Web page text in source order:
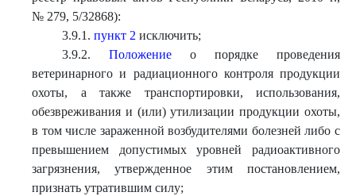
№ 279, 5/32868):
3.9.1. пункт 2 исключить;
3.9.2. Положениео порядке проведения
ветеринарного и радиационного контроля продукции
охоты, а также транспортировки, использования,
обезвреживания и (или) утилизации продукции охоты,
в том числе зараженной возбудителями болезней либо с
превышением допустимых уровней радиоактивного
загрязнения, утвержденное этим постановлением,
признать утратившим силу;